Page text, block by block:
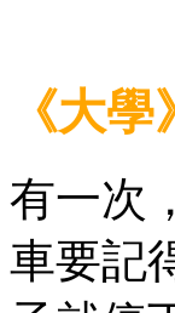
《大
有一次
車要記